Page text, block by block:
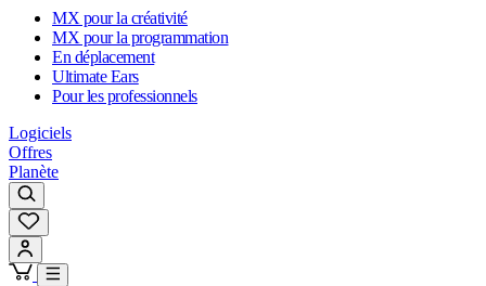
MX pour la créativité
MX pour la programmation
En déplacement
Ultimate Ears
Pour les professionnels
Logiciels
Offres
Planète